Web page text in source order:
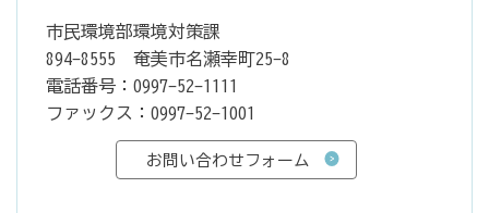
市民環境部環境対策課
894-8555 奄美市名瀬幸町25-8
電話番号：0997-52-1111
ファックス：0997-52-1001